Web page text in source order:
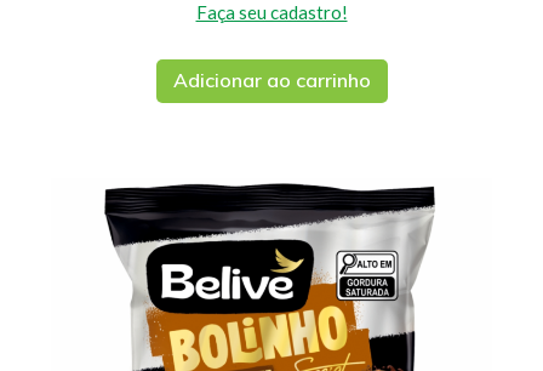
Faça seu cadastro!
Adicionar ao carrinho